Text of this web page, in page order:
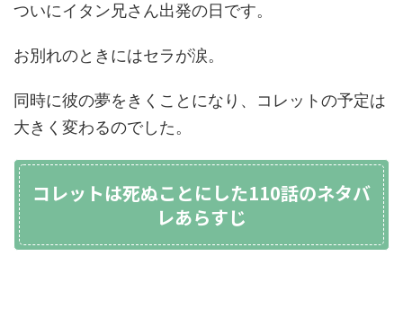
ついにイタン兄さん出発の日です。
お別れのときにはセラが涙。
同時に彼の夢をきくことになり、コレットの予定は
大きく変わるのでした。
コレットは死ぬことにした110話のネタバ
レあらすじ